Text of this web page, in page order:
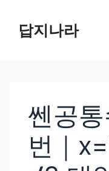
답지나라
쎈공
번｜